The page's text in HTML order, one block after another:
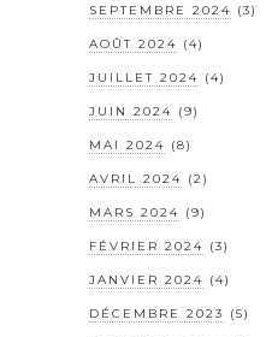
SEPTEMBRE 2024 (3)
AOÛT 2024 (4)
JUILLET 2024 (4)
JUIN 2024 (9)
MAI 2024 (8)
AVRIL 2024 (2)
MARS 2024 (9)
FÉVRIER 2024 (3)
JANVIER 2024 (4)
DÉCEMBRE 2023 (5)